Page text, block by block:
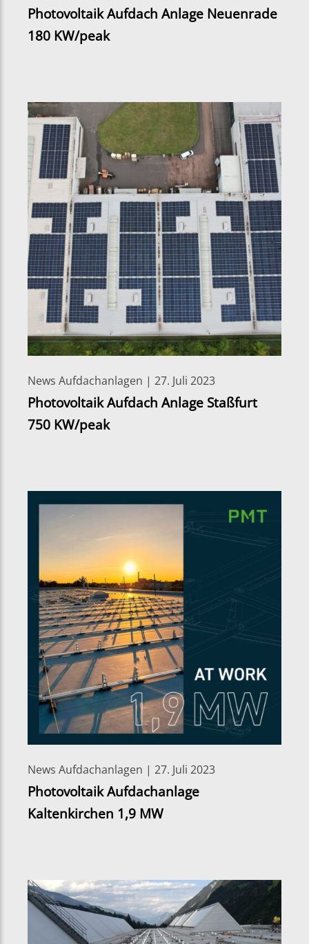
Photovoltaik Aufdach Anlage Neuenrade
180 KW/peak
News Aufdachanlagen | 27. Juli 2023
Photovoltaik Aufdach Anlage Staßfurt
750 KW/peak
News Aufdachanlagen | 27. Juli 2023
Photovoltaik Aufdachanlage
Kaltenkirchen 1,9 MW